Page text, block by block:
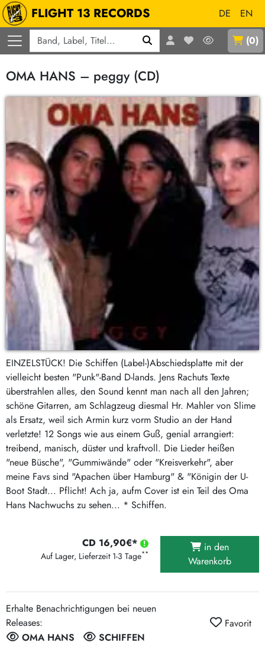
FLIGHT 13 RECORDS DE
EN
(0)
OMA HANS – peggy (CD)
EINZELSTÜCK! Die Schiffen (Label-)Abschiedsplatte mit der
vielleicht besten "Punk"-Band D-lands. Jens Rachuts Texte
überstrahlen alles, den Sound kennt man nach all den Jahren;
schöne Gitarren, am Schlagzeug diesmal Hr. Mahler von Slime
als Ersatz, weil sich Armin kurz vorm Studio an der Hand
verletzte! 12 Songs wie aus einem Guß, genial arrangiert:
treibend, manisch, düster und kraftvoll. Die Lieder heißen
"neue Büsche", "Gummiwände" oder "Kreisverkehr", aber
meine Favs sind "Apachen über Hamburg" & "Königin der U-
Boot Stadt... Pflicht! Ach ja, aufm Cover ist ein Teil des Oma
Hans Nachwuchs zu sehen... * Schiffen.
CD 16,90€*
Auf Lager, Lieferzeit 1-3 Tage**
in den
Warenkorb
Erhalte Benachrichtigungen bei neuen
Releases:
OMA HANS
SCHIFFEN
Favorit